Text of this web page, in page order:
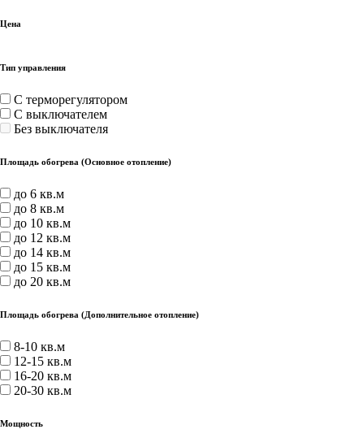
Цена
Тип управления
С терморегулятором
С выключателем
Без выключателя
Площадь обогрева (Основное отопление)
до 6 кв.м
до 8 кв.м
до 10 кв.м
до 12 кв.м
до 14 кв.м
до 15 кв.м
до 20 кв.м
Площадь обогрева (Дополнительное отопление)
8-10 кв.м
12-15 кв.м
16-20 кв.м
20-30 кв.м
Мощность